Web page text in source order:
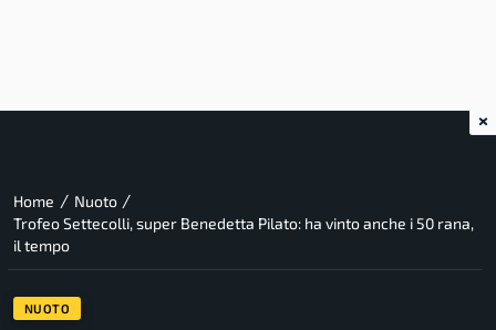
Home / Nuoto /
Trofeo Settecolli, super Benedetta Pilato: ha vinto anche i 50 rana,
il tempo
NUOTO
×